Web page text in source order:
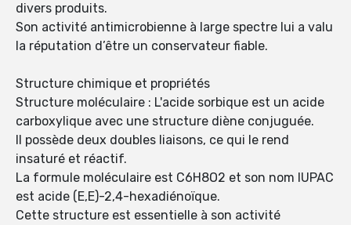
divers produits.
Son activité antimicrobienne à large spectre lui a valu
la réputation d’être un conservateur fiable.
Structure chimique et propriétés
Structure moléculaire : L'acide sorbique est un acide
carboxylique avec une structure diène conjuguée.
Il possède deux doubles liaisons, ce qui le rend
insaturé et réactif.
La formule moléculaire est C6H8O2 et son nom IUPAC
est acide (E,E)-2,4-hexadiénoïque.
Cette structure est essentielle à son activité